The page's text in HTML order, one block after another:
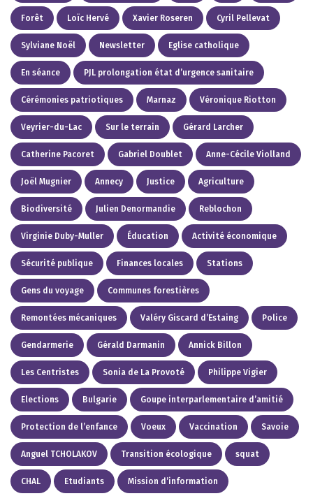
Forêt Loïc Hervé Xavier Roseren Cyril Pellevat
Sylviane Noël Newsletter Eglise catholique
En séance PJL prolongation état d’urgence sanitaire
Cérémonies patriotiques Marnaz Véronique Riotton
Veyrier-du-Lac Sur le terrain Gérard Larcher
Catherine Pacoret Gabriel Doublet Anne-Cécile Violland
Joël Mugnier Annecy Justice Agriculture
Biodiversité Julien Denormandie Reblochon
Virginie Duby-Muller Éducation Activité économique
Sécurité publique Finances locales Stations
Gens du voyage Communes forestières
Remontées mécaniques Valéry Giscard d’Estaing Police
Gendarmerie Gérald Darmanin Annick Billon
Les Centristes Sonia de La Provoté Philippe Vigier
Elections Bulgarie Goupe interparlementaire d’amitié
Protection de l’enfance Voeux Vaccination Savoie
Anguel TCHOLAKOV Transition écologique squat
CHAL Etudiants Mission d’information